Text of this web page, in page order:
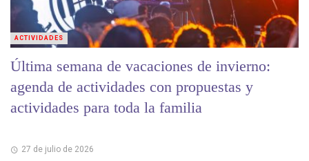
Última semana de vacaciones de invierno:
agenda de actividades con propuestas y
actividades para toda la familia
27 de julio de 2026
ACTIVIDADES